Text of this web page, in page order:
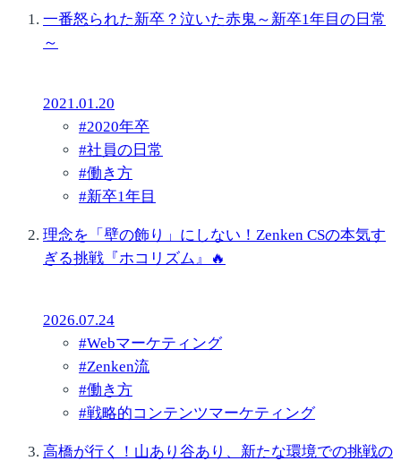
一番怒られた新卒？泣いた赤鬼～新卒1年目の日常
～
2021.01.20
#2020年卒
#社員の日常
#働き方
#新卒1年目
理念を「壁の飾り」にしない！Zenken CSの本気す
ぎる挑戦『ホコリズム』🔥
2026.07.24
#Webマーケティング
#Zenken流
#働き方
#戦略的コンテンツマーケティング
高橋が行く！山あり谷あり、新たな環境での挑戦の